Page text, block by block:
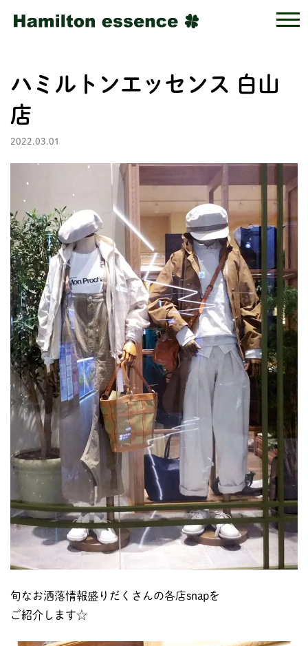
ハミルトンエッセンス 白山
店
2022.03.01
旬なお洒落情報盛りだくさんの各店snapを
ご紹介します☆